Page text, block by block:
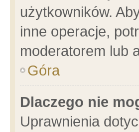
użytkowników.
inne operacje,
moderatorem lub
Góra
Dlaczego nie
Uprawnienia